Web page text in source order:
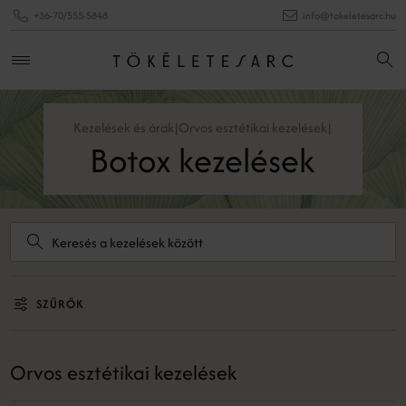
+36-70/555-5848 info@tokeletesarc.hu
Kezelések és árak|Orvos esztétikai kezelések|
Botox kezelések
SZŰRŐK
Orvos esztétikai kezelések